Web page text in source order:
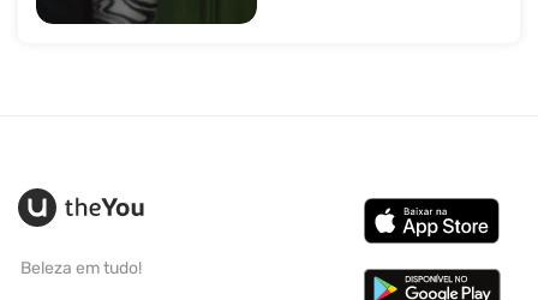
Beleza em tudo!